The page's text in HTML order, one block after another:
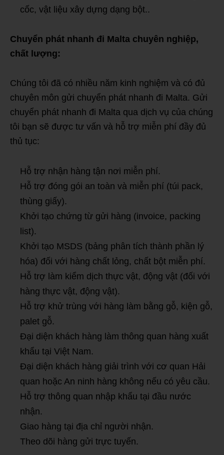
cốc, vật liệu xây dựng dạng bột..
Chuyển phát nhanh đi Malta chuyên nghiệp,
chất lượng:
Chúng tôi đã có nhiều năm kinh nghiệm và có đủ
chuyên môn gửi chuyển phát nhanh đi Malta. Gửi
chuyển phát nhanh đi Malta qua dịch vụ của chúng
tôi bạn sẽ được tư vấn và hỗ trợ miễn phí đầy đủ
thủ tục:
Hỗ trợ nhận hàng tận nơi miễn phí.
Hỗ trợ đóng gói an toàn và miễn phí (túi pack,
thùng giấy).
Khởi tạo chứng từ gửi hàng (invoice, packing
list).
Khởi tạo MSDS (bảng phân tích thành phần lý
hóa) đối với hàng chất lỏng, chất bột miễn phí.
Hỗ trợ làm kiểm dịch thực vật, động vật (đối với
hàng thực vật, động vật).
Hỗ trợ khử trùng với hàng làm bằng gỗ, kiện gỗ,
palet gỗ.
Đại diện khách hàng làm thông quan hàng xuất
khẩu tại Việt Nam.
Đại diện khách hàng giải trình với cơ quan Hải
quan hoặc An ninh hàng không nếu có yêu cầu.
Hỗ trợ thông quan nhập khẩu tại đầu nước
nhận.
Giao hàng tại địa chỉ người nhận.
Theo dõi hàng gửi trực tuyến.